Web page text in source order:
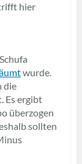
hier
wurde.
die
Es ergibt
überzogen
sollten